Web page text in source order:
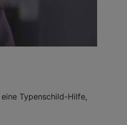
Typenschild-Hilfe,